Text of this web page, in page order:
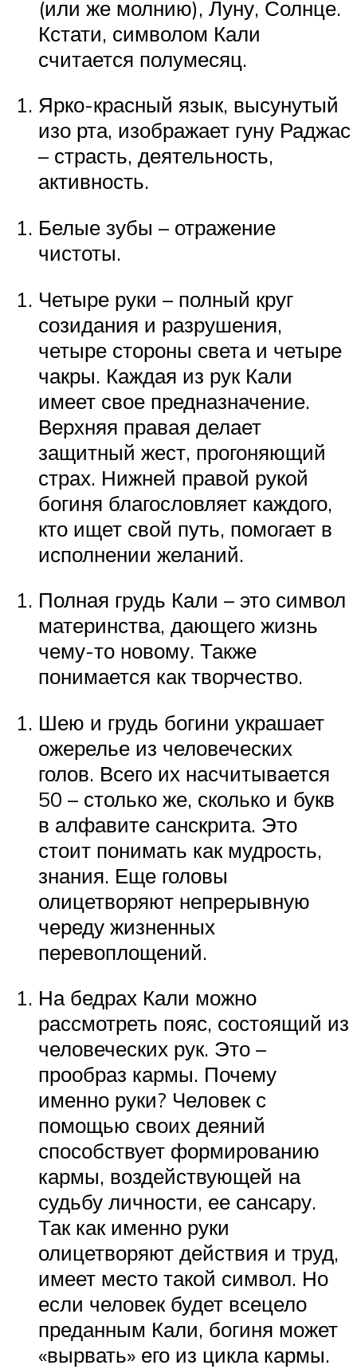
(или же молнию), Луну, Солнце.
Кстати, символом Кали
считается полумесяц.
Ярко-красный язык, высунутый
изо рта, изображает гуну Раджас
– страсть, деятельность,
активность.
Белые зубы – отражение
чистоты.
Четыре руки – полный круг
созидания и разрушения,
четыре стороны света и четыре
чакры. Каждая из рук Кали
имеет свое предназначение.
Верхняя правая делает
защитный жест, прогоняющий
страх. Нижней правой рукой
богиня благословляет каждого,
кто ищет свой путь, помогает в
исполнении желаний.
Полная грудь Кали – это символ
материнства, дающего жизнь
чему-то новому. Также
понимается как творчество.
Шею и грудь богини украшает
ожерелье из человеческих
голов. Всего их насчитывается
50 – столько же, сколько и букв
в алфавите санскрита. Это
стоит понимать как мудрость,
знания. Еще головы
олицетворяют непрерывную
череду жизненных
перевоплощений.
На бедрах Кали можно
рассмотреть пояс, состоящий из
человеческих рук. Это –
прообраз кармы. Почему
именно руки? Человек с
помощью своих деяний
способствует формированию
кармы, воздействующей на
судьбу личности, ее сансару.
Так как именно руки
олицетворяют действия и труд,
имеет место такой символ. Но
если человек будет всецело
преданным Кали, богиня может
«вырвать» его из цикла кармы.